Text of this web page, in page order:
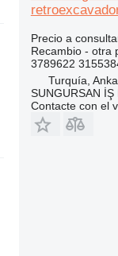
Precio a
Recambio - otra
3789622
Turquía,
SUNGURSAN İŞ
Contacte con el